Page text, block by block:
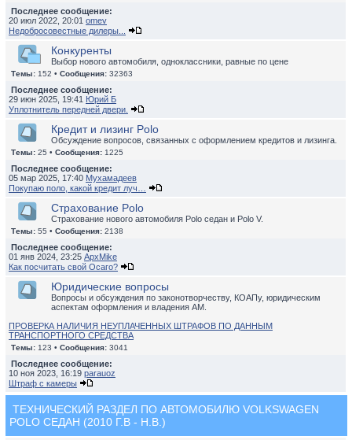
Последнее сообщение:
20 июл 2022, 20:01 omev
Недобросовестные дилеры...
Конкуренты
Выбор нового автомобиля, одноклассники, равные по цене
Темы: 152 • Сообщения: 32363
Последнее сообщение:
29 июн 2025, 19:41 Юрий Б
Уплотнитель передней двери.
Кредит и лизинг Polo
Обсуждение вопросов, связанных с оформлением кредитов и лизинга.
Темы: 25 • Сообщения: 1225
Последнее сообщение:
05 мар 2025, 17:40 Мухамадеев
Покупаю поло, какой кредит луч…
Страхование Polo
Страхование нового автомобиля Polo седан и Polo V.
Темы: 55 • Сообщения: 2138
Последнее сообщение:
01 янв 2024, 23:25 ApxMike
Как посчитать свой Осаго?
Юридические вопросы
Вопросы и обсуждения по законотворчеству, КОАПу, юридическим
аспектам оформления и владения АМ.
ПРОВЕРКА НАЛИЧИЯ НЕУПЛАЧЕННЫХ ШТРАФОВ ПО ДАННЫМ
ТРАНСПОРТНОГО СРЕДСТВА
Темы: 123 • Сообщения: 3041
Последнее сообщение:
10 ноя 2023, 16:19 parauoz
Штраф с камеры
ТЕХНИЧЕСКИЙ РАЗДЕЛ ПО АВТОМОБИЛЮ VOLKSWAGEN
POLO СЕДАН (2010 Г.В - Н.В.)